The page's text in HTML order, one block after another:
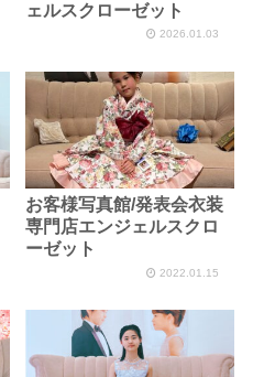
ェルスクローゼット
2026.01.03
お客様写真館/発表会衣装
専門店エンジェルスクロ
ーゼット
2022.01.15